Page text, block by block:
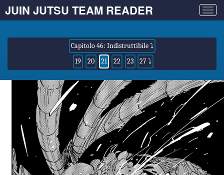
JUIN JUTSU TEAM READER
Capitolo 46: Indistruttibile ⤵
19
20 21 22 23 27 ⤵